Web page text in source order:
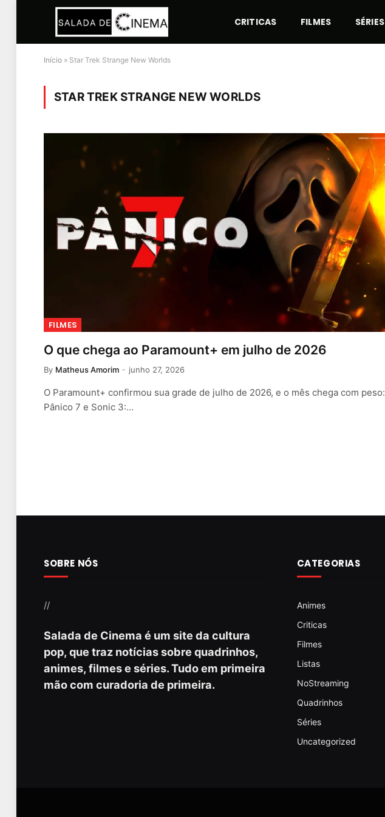
CRITICAS FILMES SÉRIES
Início » Star Trek Strange New Worlds
STAR TREK STRANGE NEW WORLDS
FILMES
O que chega ao Paramount+ em julho de 2026
By Matheus Amorim junho 27, 2026
O Paramount+ confirmou sua grade de julho de 2026, e o mês chega com peso:
Pânico 7 e Sonic 3:…
SOBRE NÓS
//
Salada de Cinema é um site da cultura
pop, que traz notícias sobre quadrinhos,
animes, filmes e séries. Tudo em primeira
mão com curadoria de primeira.
CATEGORIAS
Animes
Criticas
Filmes
Listas
NoStreaming
Quadrinhos
Séries
Uncategorized